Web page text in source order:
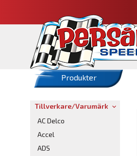
Produkter
Tillverkare/Varumärke
AC Delco
Accel
ADS